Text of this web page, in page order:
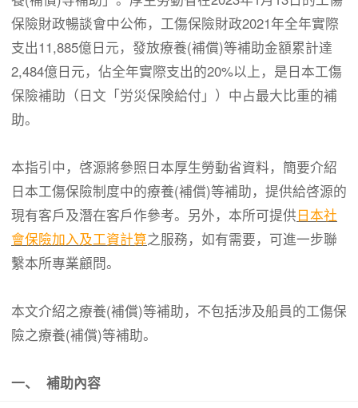
保險財政暢談會中公佈，工傷保險財政2021年全年實際
支出11,885億日元，發放療養(補償)等補助金額累計達
2,484億日元，佔全年實際支出的20%以上，是日本工傷
保險補助（日文「労災保険給付」）中占最大比重的補
助。
本指引中，啓源將參照日本厚生勞動省資料，簡要介紹
日本工傷保險制度中的療養(補償)等補助，提供給啓源的
現有客戶及潛在客戶作參考。另外，本所可提供日本社
會保險加入及工資計算之服務，如有需要，可進一步聯
繫本所專業顧問。
本文介紹之療養(補償)等補助，不包括涉及船員的工傷保
險之療養(補償)等補助。
一、 補助內容